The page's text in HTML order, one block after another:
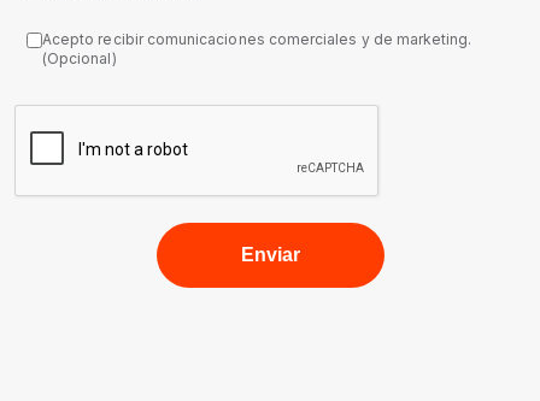
Acepto recibir comunicaciones comerciales y de marketing.
(Opcional)